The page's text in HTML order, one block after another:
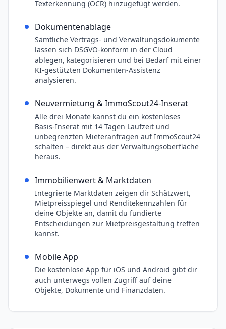
Texterkennung (OCR) hinzugefügt werden.
Dokumentenablage
Sämtliche Vertrags- und Verwaltungsdokumente
lassen sich DSGVO-konform in der Cloud
ablegen, kategorisieren und bei Bedarf mit einer
KI-gestützten Dokumenten-Assistenz
analysieren.
Neuvermietung & ImmoScout24-Inserat
Alle drei Monate kannst du ein kostenloses
Basis-Inserat mit 14 Tagen Laufzeit und
unbegrenzten Mieteranfragen auf ImmoScout24
schalten – direkt aus der Verwaltungsoberfläche
heraus.
Immobilienwert & Marktdaten
Integrierte Marktdaten zeigen dir Schätzwert,
Mietpreisspiegel und Renditekennzahlen für
deine Objekte an, damit du fundierte
Entscheidungen zur Mietpreisgestaltung treffen
kannst.
Mobile App
Die kostenlose App für iOS und Android gibt dir
auch unterwegs vollen Zugriff auf deine
Objekte, Dokumente und Finanzdaten.